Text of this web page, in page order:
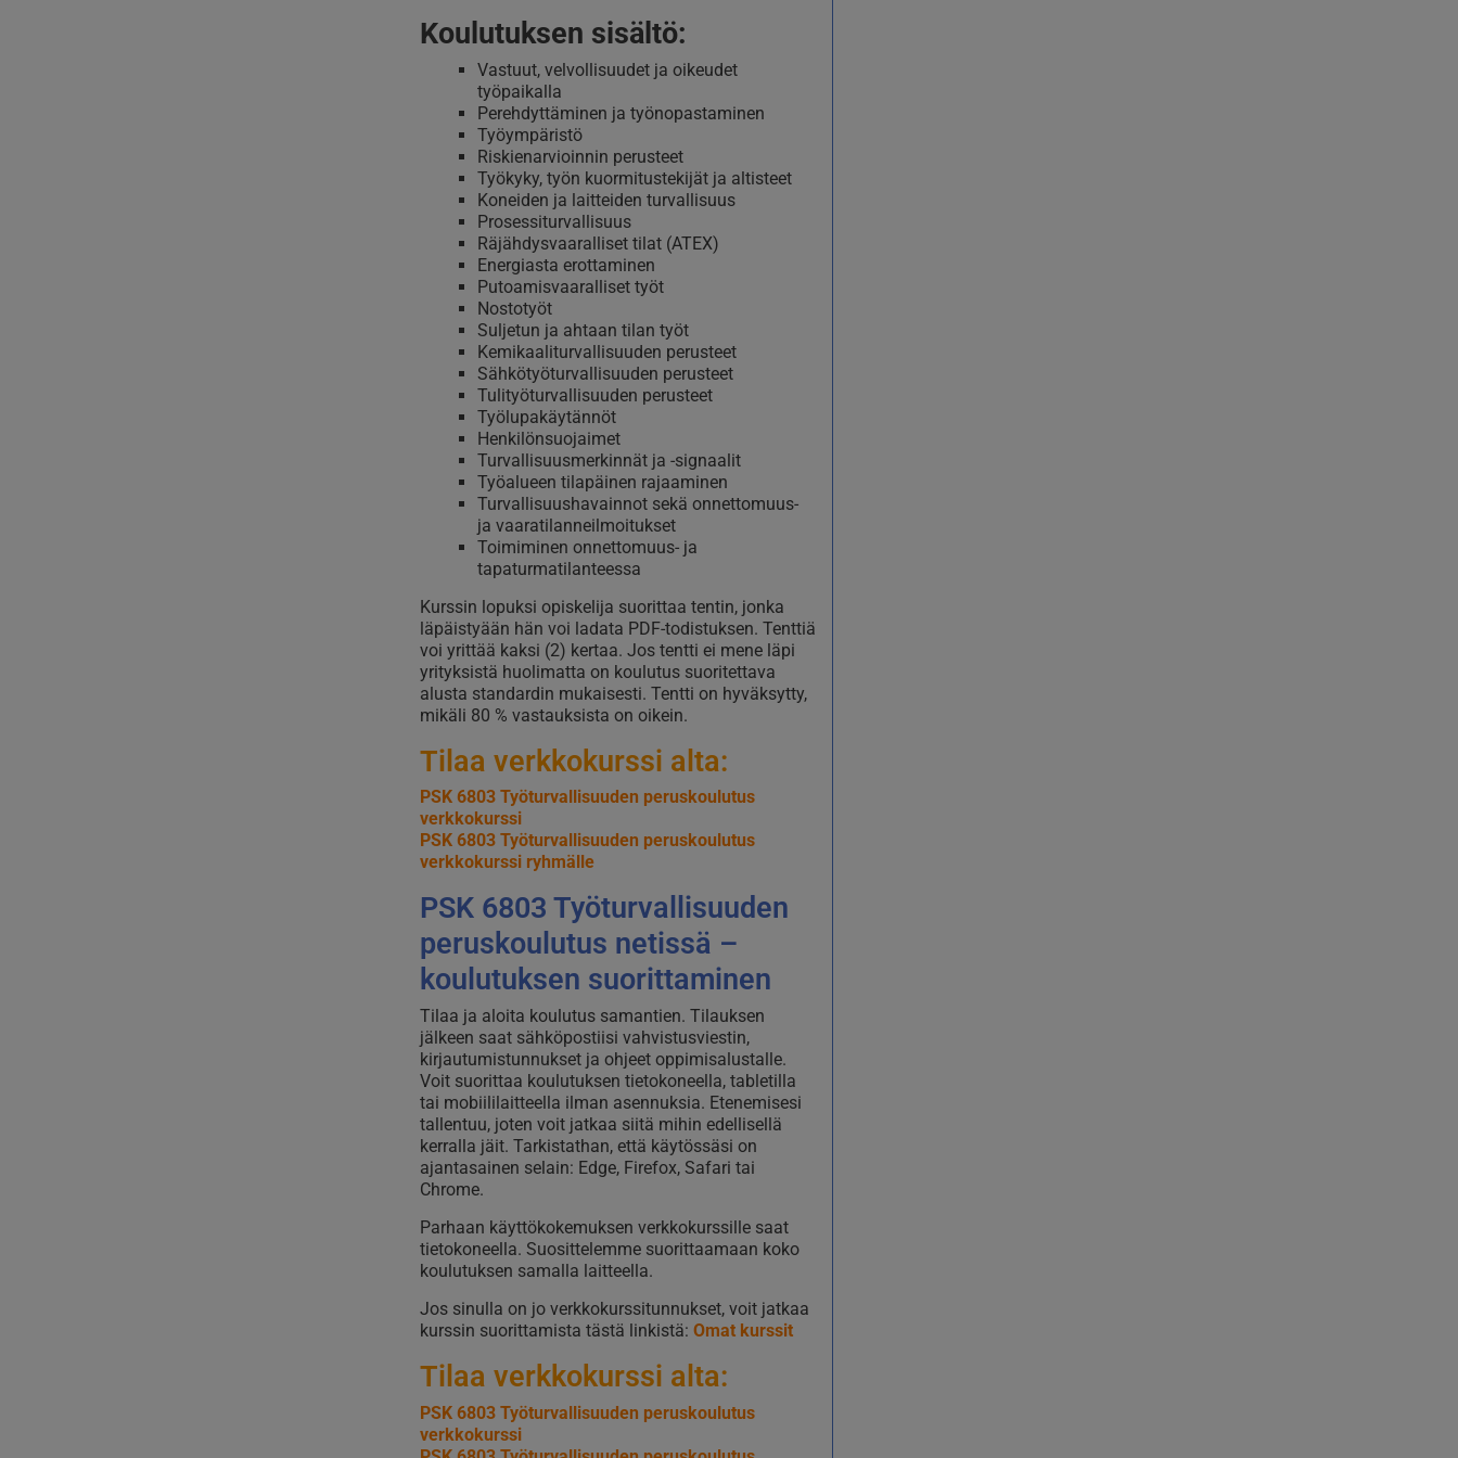
Koulutuksen sisältö:
Vastuut, velvollisuudet ja oikeudet
työpaikalla
Perehdyttäminen ja työnopastaminen
Työympäristö
Riskienarvioinnin perusteet
Työkyky, työn kuormitustekijät ja altisteet
Koneiden ja laitteiden turvallisuus
Prosessiturvallisuus
Räjähdysvaaralliset tilat (ATEX)
Energiasta erottaminen
Putoamisvaaralliset työt
Nostotyöt
Suljetun ja ahtaan tilan työt
Kemikaaliturvallisuuden perusteet
Sähkötyöturvallisuuden perusteet
Tulityöturvallisuuden perusteet
Työlupakäytännöt
Henkilönsuojaimet
Turvallisuusmerkinnät ja -signaalit
Työalueen tilapäinen rajaaminen
Turvallisuushavainnot sekä onnettomuus-
ja vaaratilanneilmoitukset
Toimiminen onnettomuus- ja
tapaturmatilanteessa
Kurssin lopuksi opiskelija suorittaa tentin, jonka
läpäistyään hän voi ladata PDF-todistuksen. Tenttiä
voi yrittää kaksi (2) kertaa. Jos tentti ei mene läpi
yrityksistä huolimatta on koulutus suoritettava
alusta standardin mukaisesti. Tentti on hyväksytty,
mikäli 80 % vastauksista on oikein.
Tilaa verkkokurssi alta:
PSK 6803 Työturvallisuuden peruskoulutus
verkkokurssi
PSK 6803 Työturvallisuuden peruskoulutus
verkkokurssi ryhmälle
PSK 6803 Työturvallisuuden
peruskoulutus netissä –
koulutuksen suorittaminen
Tilaa ja aloita koulutus samantien. Tilauksen
jälkeen saat sähköpostiisi vahvistusviestin,
kirjautumistunnukset ja ohjeet oppimisalustalle.
Voit suorittaa koulutuksen tietokoneella, tabletilla
tai mobiililaitteella ilman asennuksia. Etenemisesi
tallentuu, joten voit jatkaa siitä mihin edellisellä
kerralla jäit. Tarkistathan, että käytössäsi on
ajantasainen selain: Edge, Firefox, Safari tai
Chrome.
Parhaan käyttökokemuksen verkkokurssille saat
tietokoneella. Suosittelemme suorittaamaan koko
koulutuksen samalla laitteella.
Jos sinulla on jo verkkokurssitunnukset, voit jatkaa
kurssin suorittamista tästä linkistä: Omat kurssit
Tilaa verkkokurssi alta:
PSK 6803 Työturvallisuuden peruskoulutus
verkkokurssi